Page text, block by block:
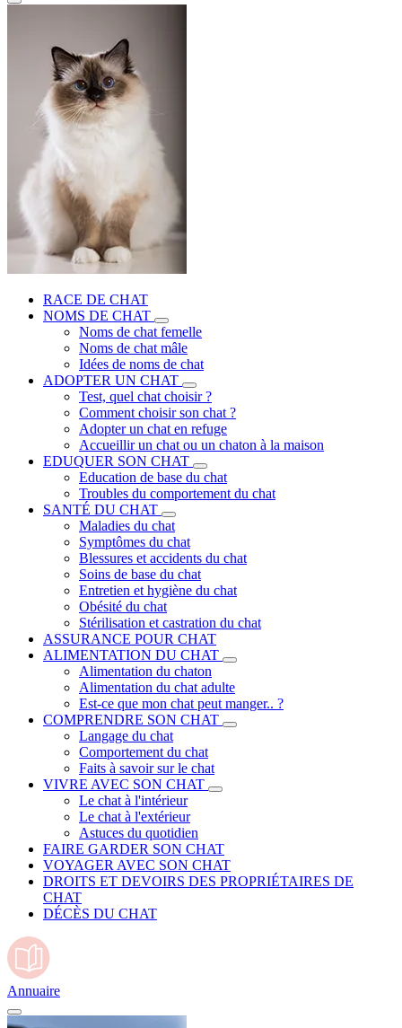
RACE DE CHAT
NOMS DE CHAT
Noms de chat femelle
Noms de chat mâle
Idées de noms de chat
ADOPTER UN CHAT
Test, quel chat choisir ?
Comment choisir son chat ?
Adopter un chat en refuge
Accueillir un chat ou un chaton à la maison
EDUQUER SON CHAT
Education de base du chat
Troubles du comportement du chat
SANTÉ DU CHAT
Maladies du chat
Symptômes du chat
Blessures et accidents du chat
Soins de base du chat
Entretien et hygiène du chat
Obésité du chat
Stérilisation et castration du chat
ASSURANCE POUR CHAT
ALIMENTATION DU CHAT
Alimentation du chaton
Alimentation du chat adulte
Est-ce que mon chat peut manger.. ?
COMPRENDRE SON CHAT
Langage du chat
Comportement du chat
Faits à savoir sur le chat
VIVRE AVEC SON CHAT
Le chat à l'intérieur
Le chat à l'extérieur
Astuces du quotidien
FAIRE GARDER SON CHAT
VOYAGER AVEC SON CHAT
DROITS ET DEVOIRS DES PROPRIÉTAIRES DE
CHAT
DÉCÈS DU CHAT
Annuaire